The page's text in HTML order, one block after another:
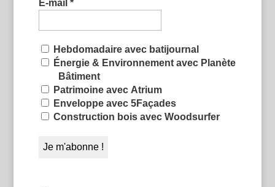
E-mail *
Hebdomadaire avec batijournal
Énergie & Environnement avec Planète
Bâtiment
Patrimoine avec Atrium
Enveloppe avec 5Façades
Construction bois avec Woodsurfer